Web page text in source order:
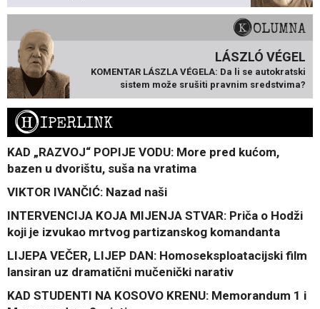
KOLUMNA
LÁSZLÓ VÉGEL
KOMENTAR LÁSZLA VÉGELA: Da li se autokratski
sistem može srušiti pravnim sredstvima?
HIPERLINK
KAD „RAZVOJ“ POPIJE VODU: More pred kućom,
bazen u dvorištu, suša na vratima
VIKTOR IVANČIĆ: Nazad naši
INTERVENCIJA KOJA MIJENJA STVAR: Priča o Hodži
koji je izvukao mrtvog partizanskog komandanta
LIJEPA VEČER, LIJEP DAN: Homoseksploatacijski film
lansiran uz dramatični mučenički narativ
KAD STUDENTI NA KOSOVO KRENU: Memorandum 1 i